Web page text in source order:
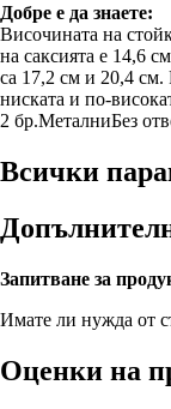
Добре е да знаете:
Височината на
на саксията е 14,6
са 17,2 см и 20,4 см.
ниската и по-
2 бр.МеталниБез
Всички
Запитване за
Имате ли нужда от
Оценки на